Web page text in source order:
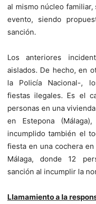
al mismo núcleo
evento, siendo
sanción.
Los anteriores
aislados. De hecho, en
la Policía Nacional-,
fiestas ilegales. Es el
personas en una
en Estepona
incumplido también el
fiesta en una cochera
Málaga, donde 12
sanción al incumplir la
Llamamiento a la